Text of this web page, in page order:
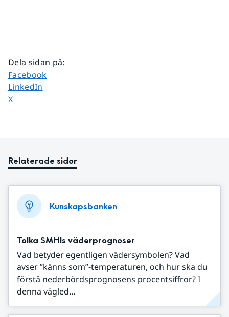
Dela sidan på:
Dela sidan på
Facebook
Dela sidan på
LinkedIn
Dela sidan på
X
Relaterade sidor
Kunskapsbanken
Tolka SMHIs väderprognoser
Vad betyder egentligen vädersymbolen? Vad
avser ”känns som”-temperaturen, och hur ska du
förstå nederbördsprognosens procentsiffror? I
denna vägled...